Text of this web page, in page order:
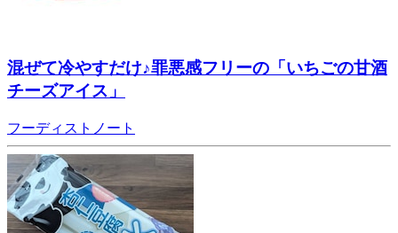
混ぜて冷やすだけ♪罪悪感フリーの「いちごの甘酒
チーズアイス」
フーディストノート